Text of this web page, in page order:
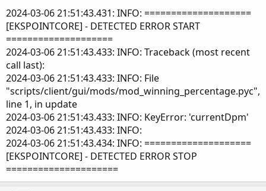
2024-03-06 21:51:43.431: INFO: ====================
[EKSPOINTCORE] - DETECTED ERROR START
====================
2024-03-06 21:51:43.433: INFO: Traceback (most recent
call last):
2024-03-06 21:51:43.433: INFO: File
"scripts/client/gui/mods/mod_winning_percentage.pyc",
line 1, in update
2024-03-06 21:51:43.433: INFO: KeyError: 'currentDpm'
2024-03-06 21:51:43.433: INFO:
2024-03-06 21:51:43.434: INFO: ====================
[EKSPOINTCORE] - DETECTED ERROR STOP
=====================